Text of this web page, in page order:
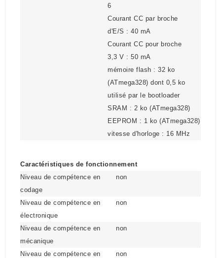
6
Courant CC par broche
d'E/S : 40 mA
Courant CC pour broche
3,3 V : 50 mA
mémoire flash : 32 ko
(ATmega328) dont 0,5 ko
utilisé par le bootloader
SRAM : 2 ko (ATmega328)
EEPROM : 1 ko (ATmega328)
vitesse d'horloge : 16 MHz
Caractéristiques de fonctionnement
Niveau de compétence en
codage
non
Niveau de compétence en
électronique
non
Niveau de compétence en
mécanique
non
Niveau de compétence en
non